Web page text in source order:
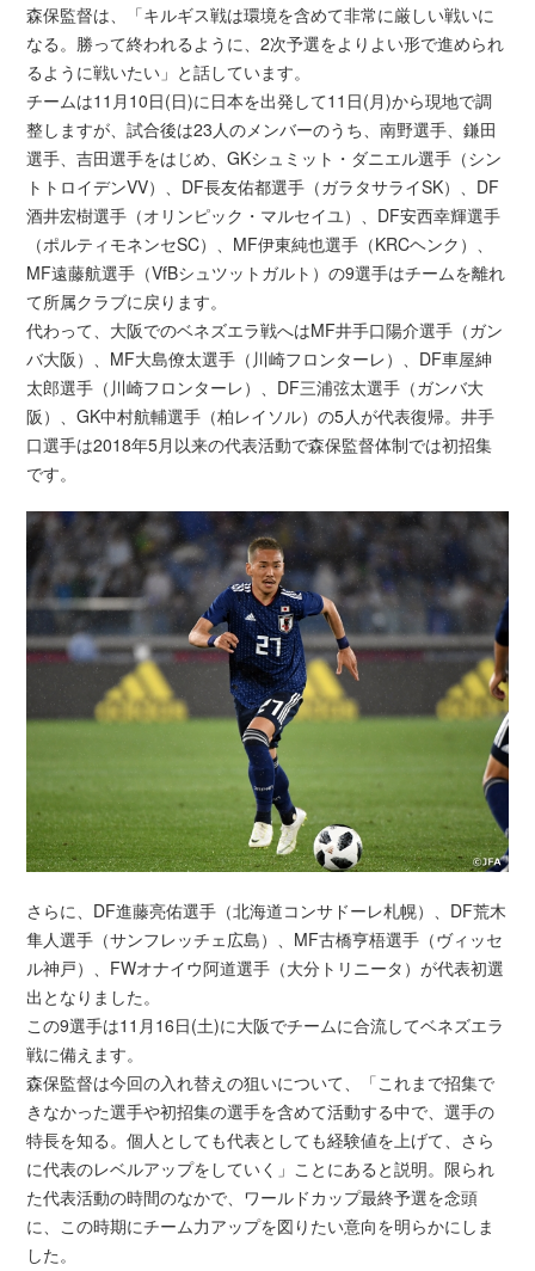
森保監督は、「キルギス戦は環境を含めて非常に厳しい戦いに
なる。勝って終われるように、2次予選をよりよい形で進められ
るように戦いたい」と話しています。
チームは11月10日(日)に日本を出発して11日(月)から現地で調
整しますが、試合後は23人のメンバーのうち、南野選手、鎌田
選手、吉田選手をはじめ、GKシュミット・ダニエル選手（シン
トトロイデンVV）、DF長友佑都選手（ガラタサライSK）、DF
酒井宏樹選手（オリンピック・マルセイユ）、DF安西幸輝選手
（ポルティモネンセSC）、MF伊東純也選手（KRCヘンク）、
MF遠藤航選手（VfBシュツットガルト）の9選手はチームを離れ
て所属クラブに戻ります。
代わって、大阪でのベネズエラ戦へはMF井手口陽介選手（ガン
バ大阪）、MF大島僚太選手（川崎フロンターレ）、DF車屋紳
太郎選手（川崎フロンターレ）、DF三浦弦太選手（ガンバ大
阪）、GK中村航輔選手（柏レイソル）の5人が代表復帰。井手
口選手は2018年5月以来の代表活動で森保監督体制では初招集
です。
さらに、DF進藤亮佑選手（北海道コンサドーレ札幌）、DF荒木
隼人選手（サンフレッチェ広島）、MF古橋亨梧選手（ヴィッセ
ル神戸）、FWオナイウ阿道選手（大分トリニータ）が代表初選
出となりました。
この9選手は11月16日(土)に大阪でチームに合流してベネズエラ
戦に備えます。
森保監督は今回の入れ替えの狙いについて、「これまで招集で
きなかった選手や初招集の選手を含めて活動する中で、選手の
特長を知る。個人としても代表としても経験値を上げて、さら
に代表のレベルアップをしていく」ことにあると説明。限られ
た代表活動の時間のなかで、ワールドカップ最終予選を念頭
に、この時期にチーム力アップを図りたい意向を明らかにしま
した。